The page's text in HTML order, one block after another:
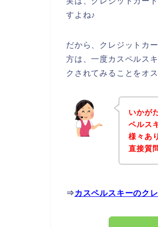
すよね♪
だから、クレジットカ
方は、一度カスペルス
クされてみることをオ
いかが
ペルス
様々あ
直接質
⇒ カスペルスキーのク